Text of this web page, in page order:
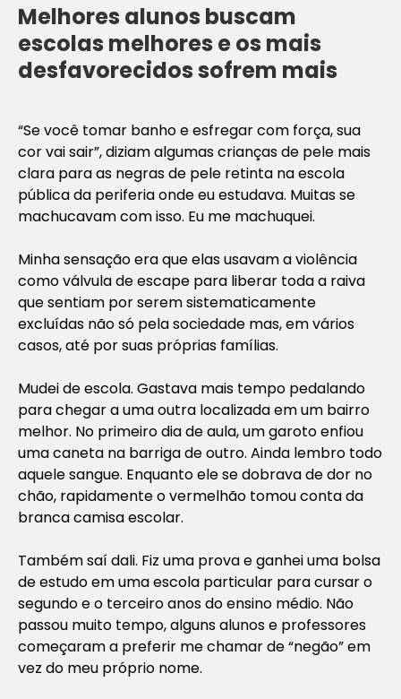
Melhores alunos buscam
escolas melhores e os mais
desfavorecidos sofrem mais
“Se você tomar banho e esfregar com força, sua
cor vai sair”, diziam algumas crianças de pele mais
clara para as negras de pele retinta na escola
pública da periferia onde eu estudava. Muitas se
machucavam com isso. Eu me machuquei.
Minha sensação era que elas usavam a violência
como válvula de escape para liberar toda a raiva
que sentiam por serem sistematicamente
excluídas não só pela sociedade mas, em vários
casos, até por suas próprias famílias.
Mudei de escola. Gastava mais tempo pedalando
para chegar a uma outra localizada em um bairro
melhor. No primeiro dia de aula, um garoto enfiou
uma caneta na barriga de outro. Ainda lembro todo
aquele sangue. Enquanto ele se dobrava de dor no
chão, rapidamente o vermelhão tomou conta da
branca camisa escolar.
Também saí dali. Fiz uma prova e ganhei uma bolsa
de estudo em uma escola particular para cursar o
segundo e o terceiro anos do ensino médio. Não
passou muito tempo, alguns alunos e professores
começaram a preferir me chamar de “negão” em
vez do meu próprio nome.